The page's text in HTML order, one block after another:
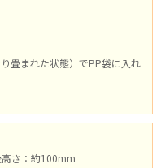
畳まれた状態）でPP袋に入れ
さ：約100mm